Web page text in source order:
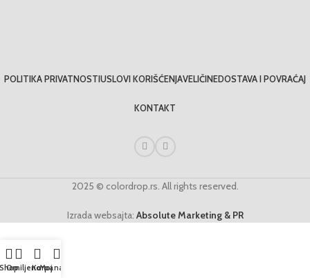
POLITIKA PRIVATNOSTIUSLOVI KORIŠĆENJAVELIČINEDOSTAVA I POVRAĆAJ
KONTAKT
2025 © colordrop.rs. All rights reserved.
Izrada websajta: Absolute Marketing & PR
OmiljenoKorpa
Moj nalog